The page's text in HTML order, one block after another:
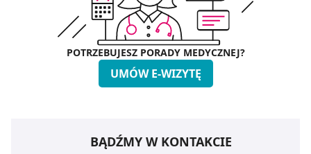
POTRZEBUJESZ PORADY MEDYCZNEJ?
UMÓW E-WIZYTĘ
BĄDŹMY W KONTAKCIE